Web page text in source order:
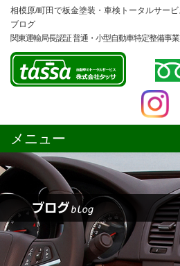
相模原/町田で板金塗装・車検トータルサー
ブログ
関東運輸局長認証 普通・小型自動車特定整備事業
メニュー